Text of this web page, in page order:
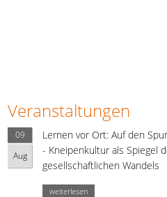
Veranstaltungen
09
Aug
Lernen vor Ort: Auf den
- Kneipenkultur als Spiegel
gesellschaftlichen Wandels
weiterlesen